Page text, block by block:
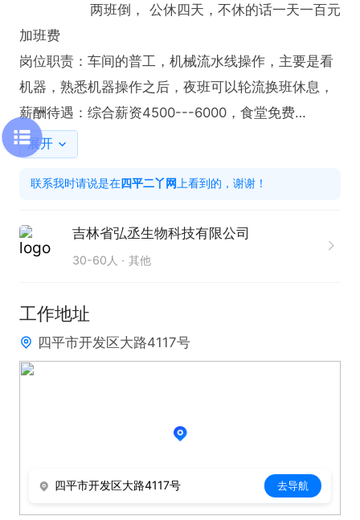
                 两班倒， 公休四天，不休的话一天一百元
加班费
岗位职责：车间的普工，机械流水线操作，主要是看
机器，熟悉机器操作之后，夜班可以轮流换班休息，
薪酬待遇：综合薪资4500---6000，食堂免费
                  目前没有班车，不能住宿
                  入职半年后根据个人表现缴纳社保和涨工
资（表现突出者可提前）
限公司
有意请尽快联系我吧！！
展开
联系我时请说是在四平二丫网上看到的，谢谢！
吉林省弘丞生物科技有限公司
30-60人 其他
工作地址
四平市开发区大路4117号
四平市开发区大路4117号 去导航